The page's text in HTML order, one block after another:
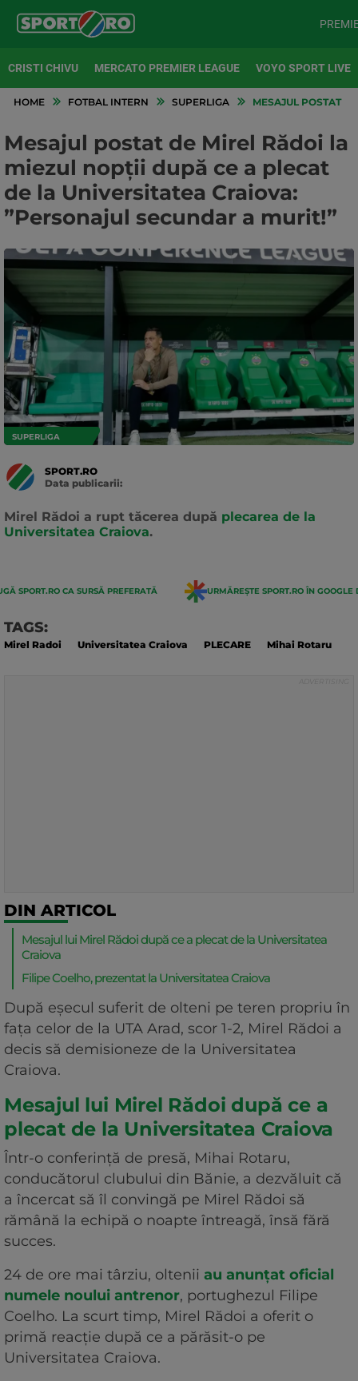
CRISTI CHIVU MERCATO PREMIER LEAGUE VOYO SPORT LIVE
HOME FOTBAL INTERN SUPERLIGA MESAJUL POSTAT
Mesajul postat de Mirel Rădoi la
miezul nopții după ce a plecat
de la Universitatea Craiova:
”Personajul secundar a murit!”
SUPERLIGA
SPORT.RO
Data publicarii:
Mirel Rădoi a rupt tăcerea după plecarea de la
Universitatea Craiova.
SPORT.RO CA SURSĂ PREFERATĂ URMĂREȘTE SPORT.RO ÎN GOOGLE
TAGS:
Mirel Radoi Universitatea Craiova PLECARE Mihai Rotaru
DIN ARTICOL
Mesajul lui Mirel Rădoi după ce a plecat de la Universitatea
Craiova
Filipe Coelho, prezentat la Universitatea Craiova
După eșecul suferit de olteni pe teren propriu în
fața celor de la UTA Arad, scor 1-2, Mirel Rădoi a
decis să demisioneze de la Universitatea
Craiova.
Mesajul lui Mirel Rădoi după ce a
plecat de la Universitatea Craiova
Într-o conferință de presă, Mihai Rotaru,
conducătorul clubului din Bănie, a dezvăluit că
a încercat să îl convingă pe Mirel Rădoi să
rămână la echipă o noapte întreagă, însă fără
succes.
24 de ore mai târziu, oltenii au anunțat oficial
numele noului antrenor, portughezul Filipe
Coelho. La scurt timp, Mirel Rădoi a oferit o
primă reacție după ce a părăsit-o pe
Universitatea Craiova.